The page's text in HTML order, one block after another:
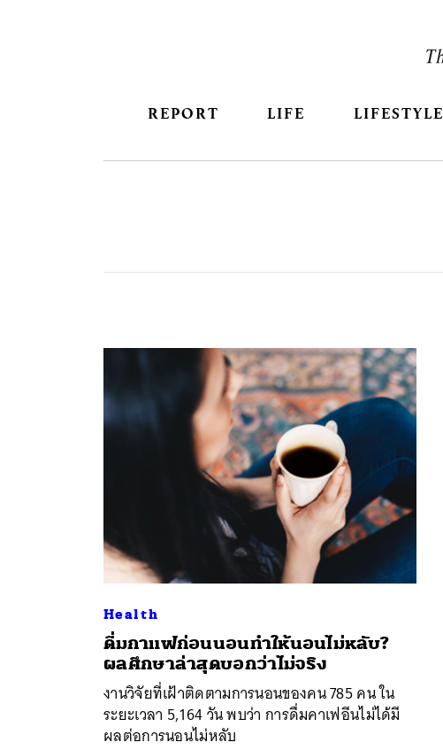
REPORT LIFE LIFESTYLE
Health
ดื่มกาแฟก่อนนอนทำให้นอนไม่หลับ?
ผลศึกษาล่าสุดบอกว่าไม่จริง
งานวิจัยที่เฝ้าติดตามการนอนของคน 785 คน ใน
ระยะเวลา 5,164 วัน พบว่า การดื่มคาเฟอีนไม่ได้มี
ผลต่อการนอนไม่หลับ
ค้นหา